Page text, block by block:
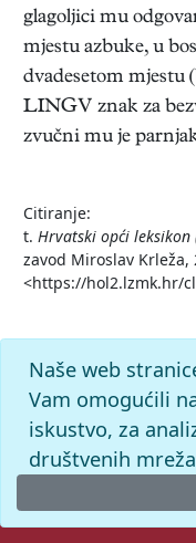
glagoljici mu
mjestu azbuke, u
dvadesetom mjestu
LINGV znak za
zvučni mu je
Citiranje:
t. Hrvatski opći leksikon
zavod Miroslav Krleža,
<https://hol2.lzmk.hr/
Naše web
Vam omogućili
iskustvo, za
društvenih
© 2026. -